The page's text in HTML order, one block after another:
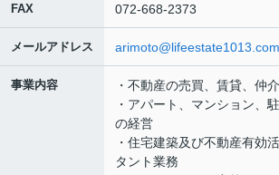
FAX 072-668-2373
メールアドレス arimoto@lifeestate1013.com
事業内容
・不動産の売買、賃貸、仲
・アパート、マンション、
の経営
・住宅建築及び不動産有効
タント業務